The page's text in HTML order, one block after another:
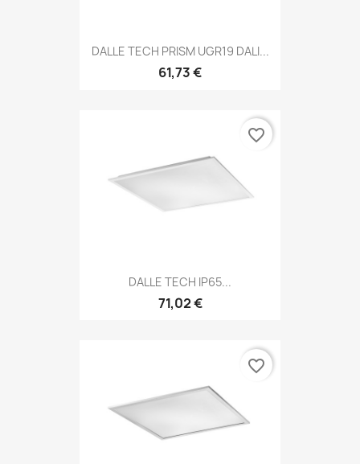
DALLE TECH PRISM UGR19 DALI...
61,73 €
DALLE TECH IP65...
71,02 €
favorite_border
favorite_border